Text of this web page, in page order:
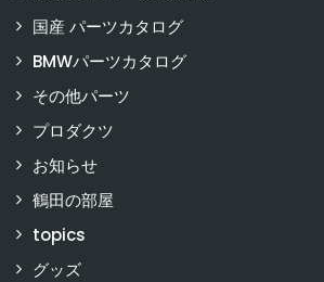
国産 パーツカタログ
BMWパーツカタログ
その他パーツ
プロダクツ
お知らせ
鶴田の部屋
topics
グッズ